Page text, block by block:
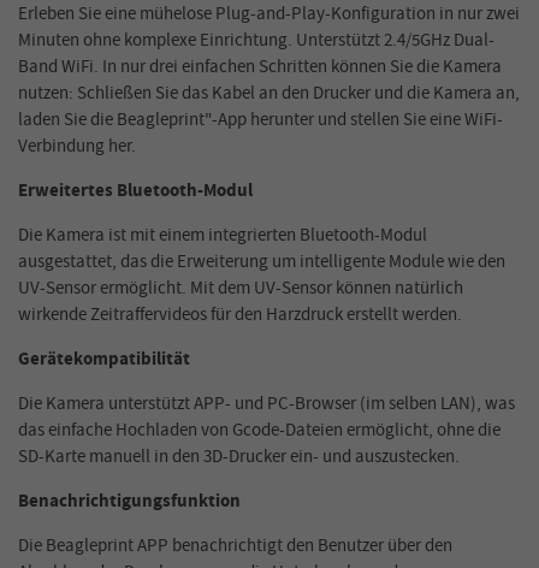
Erleben Sie eine mühelose Plug-and-Play-Konfiguration in nur zwei
Minuten ohne komplexe Einrichtung. Unterstützt 2.4/5GHz Dual-
Band WiFi. In nur drei einfachen Schritten können Sie die Kamera
nutzen: Schließen Sie das Kabel an den Drucker und die Kamera an,
laden Sie die Beagleprint"-App herunter und stellen Sie eine WiFi-
Verbindung her.
Erweitertes Bluetooth-Modul
Die Kamera ist mit einem integrierten Bluetooth-Modul
ausgestattet, das die Erweiterung um intelligente Module wie den
UV-Sensor ermöglicht. Mit dem UV-Sensor können natürlich
wirkende Zeitraffervideos für den Harzdruck erstellt werden.
Gerätekompatibilität
Die Kamera unterstützt APP- und PC-Browser (im selben LAN), was
das einfache Hochladen von Gcode-Dateien ermöglicht, ohne die
SD-Karte manuell in den 3D-Drucker ein- und auszustecken.
Benachrichtigungsfunktion
Die Beagleprint APP benachrichtigt den Benutzer über den